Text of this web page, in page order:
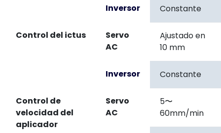
Inversor Constante
Control del ictus
Servo
AC
Ajustado en
10 mm
Inversor Constante
Control de
velocidad del
aplicador
Servo
AC
5〜
60mm/min